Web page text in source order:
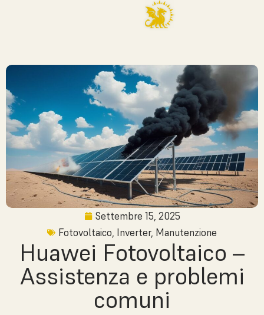
Settembre 15, 2025
Fotovoltaico, Inverter, Manutenzione
Huawei Fotovoltaico –
Assistenza e problemi
comuni